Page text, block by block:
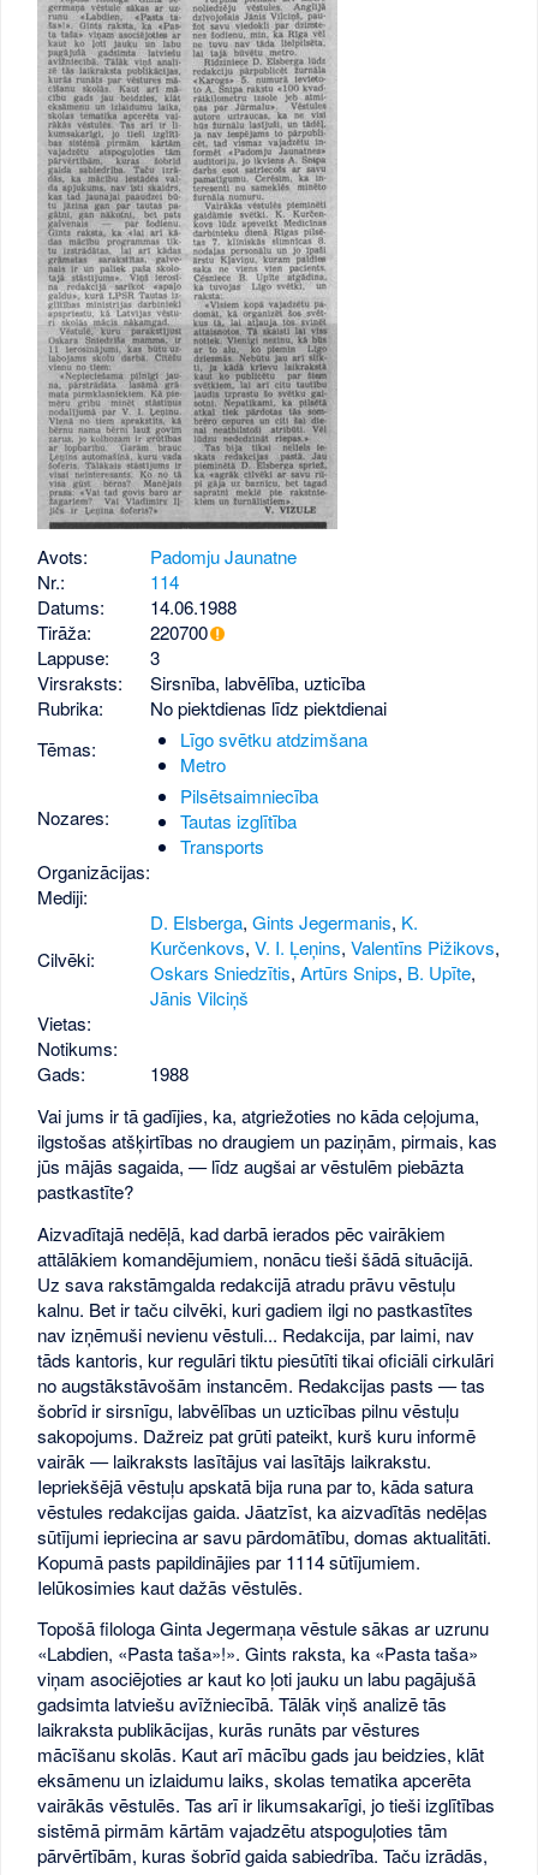
Avots:
Padomju Jaunatne
Nr.:
114
Datums:
14.06.1988
Tirāža:
220700
Lappuse:
3
Virsraksts:
Sirsnība, labvēlība, uzticība
Rubrika:
No piektdienas līdz piektdienai
Tēmas:
Līgo svētku atdzimšana
Metro
Nozares:
Pilsētsaimniecība
Tautas izglītība
Transports
Organizācijas:
Mediji:
Cilvēki:
D. Elsberga,Gints Jegermanis, K.
Kurčenkovs,V. I. Ļeņins,Valentīns Pižikovs,
Oskars Sniedzītis,Artūrs Snips, B. Upīte,
Jānis Vilciņš
Vietas:
Notikums:
Gads:
1988
Vai jums ir tā gadījies, ka, atgriežoties no kāda ceļojuma,
ilgstošas atšķirtības no draugiem un paziņām, pirmais, kas
jūs mājās sagaida, — līdz augšai ar vēstulēm piebāzta
pastkastīte?
Aizvadītajā nedēļā, kad darbā ierados pēc vairākiem
attālākiem komandējumiem, nonācu tieši šādā situācijā.
Uz sava rakstāmgalda redakcijā atradu prāvu vēstuļu
kalnu. Bet ir taču cilvēki, kuri gadiem ilgi no pastkastītes
nav izņēmuši nevienu vēstuli... Redakcija, par laimi, nav
tāds kantoris, kur regulāri tiktu piesūtīti tikai oficiāli cirkulāri
no augstākstāvošām instancēm. Redakcijas pasts — tas
šobrīd ir sirsnīgu, labvēlības un uzticības pilnu vēstuļu
sakopojums. Dažreiz pat grūti pateikt, kurš kuru informē
vairāk — laikraksts lasītājus vai lasītājs laikrakstu.
Iepriekšējā vēstuļu apskatā bija runa par to, kāda satura
vēstules redakcijas gaida. Jāatzīst, ka aizvadītās nedēļas
sūtījumi iepriecina ar savu pārdomātību, domas aktualitāti.
Kopumā pasts papildinājies par 1114 sūtījumiem.
Ielūkosimies kaut dažās vēstulēs.
Topošā filologa Ginta Jegermaņa vēstule sākas ar uzrunu
«Labdien, «Pasta taša»!». Gints raksta, ka «Pasta taša»
viņam asociējoties ar kaut ko ļoti jauku un labu pagājušā
gadsimta latviešu avīžniecībā. Tālāk viņš analizē tās
laikraksta publikācijas, kurās runāts par vēstures
mācīšanu skolās. Kaut arī mācību gads jau beidzies, klāt
eksāmenu un izlaidumu laiks, skolas tematika apcerēta
vairākās vēstulēs. Tas arī ir likumsakarīgi, jo tieši izglītības
sistēmā pirmām kārtām vajadzētu atspoguļoties tām
pārvērtībām, kuras šobrīd gaida sabiedrība. Taču izrādās,